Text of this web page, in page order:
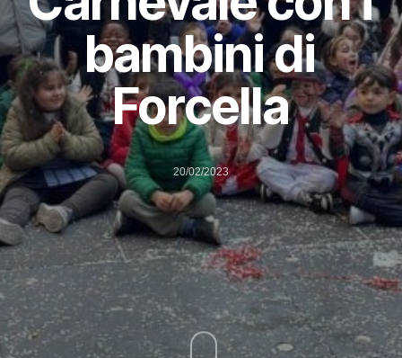
bambini di
Forcella
20/02/2023